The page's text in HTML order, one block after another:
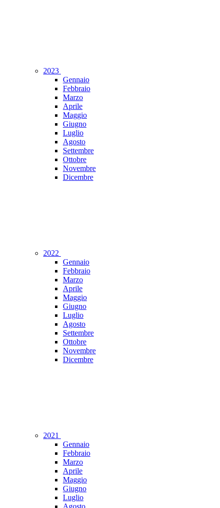
2023
Gennaio
Febbraio
Marzo
Aprile
Maggio
Giugno
Luglio
Agosto
Settembre
Ottobre
Novembre
Dicembre
2022
Gennaio
Febbraio
Marzo
Aprile
Maggio
Giugno
Luglio
Agosto
Settembre
Ottobre
Novembre
Dicembre
2021
Gennaio
Febbraio
Marzo
Aprile
Maggio
Giugno
Luglio